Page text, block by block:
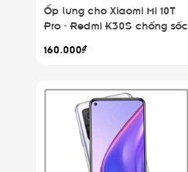
Ốp lưng cho Xiaomi Mi 10T
Pro - Redmi K30S chống sốc
160.000₫